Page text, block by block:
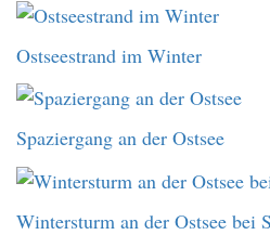
Ostseestrand im Winter
Spaziergang an der Ostsee
Wintersturm an der Ostsee bei